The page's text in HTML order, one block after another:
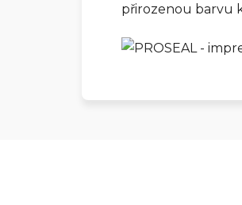
přirozenou barvu